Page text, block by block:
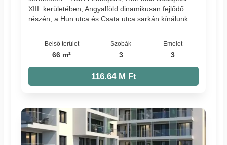
XIII. kerületében, Angyalföld dinamikusan fejlődő
részén, a Hun utca és Csata utca sarkán kínálunk ...
Belső terület
66 m²
Szobák
3
Emelet
3
116.64 M Ft